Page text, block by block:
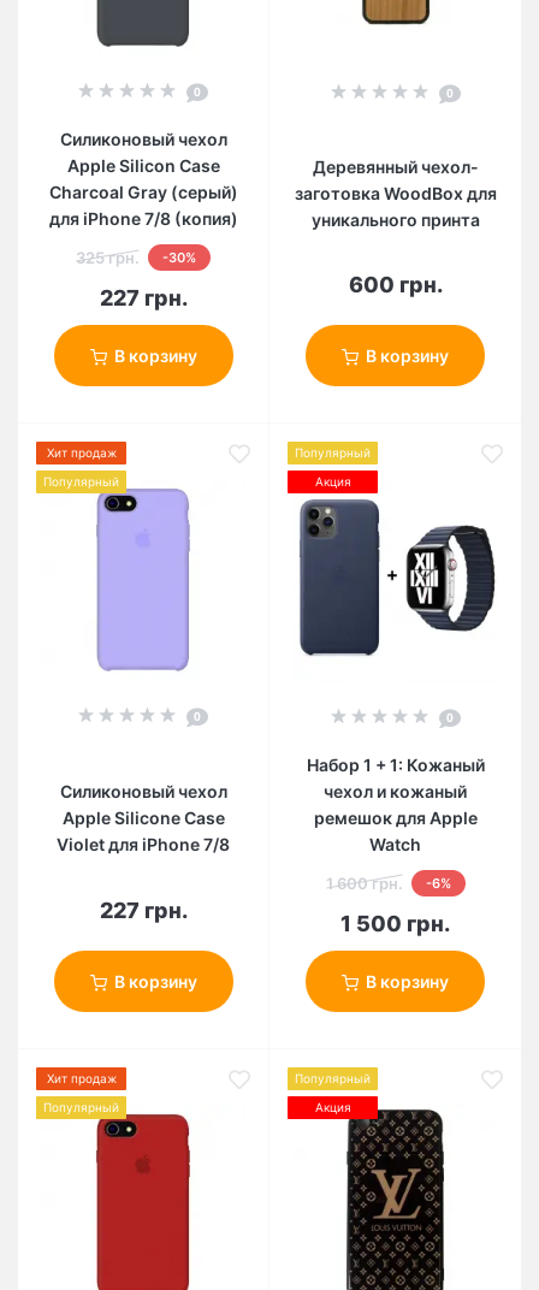
0
Силиконовый чехол
Apple Silicon Case
Charcoal Gray (серый)
для iPhone 7/8 (копия)
325 грн. -30%
227 грн.
В корзину
0
Деревянный чехол-
заготовка WoodBox для
уникального принта
600 грн.
В корзину
Хит продаж
Популярный
0
Силиконовый чехол
Apple Silicone Case
Violet для iPhone 7/8
227 грн.
В корзину
Популярный
Акция
0
Набор 1 + 1: Кожаный
чехол и кожаный
ремешок для Apple
Watch
1 600 грн. -6%
1 500 грн.
В корзину
Хит продаж
Популярный
Популярный
Акция